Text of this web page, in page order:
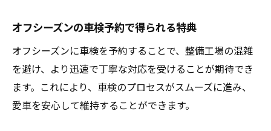
計画的な予約がもたらす安心感
効率的な予約でストレスを最小限に
車検のスムーズな進行をサポートするポイ
ント
効率的に車検を受けるためのオフシーズン活用
オフシーズンの車検予約で得られる特典
オフシーズンに車検を予約することで、整備工場の混雑
を避け、より迅速で丁寧な対応を受けることが期待でき
ます。これにより、車検のプロセスがスムーズに進み、
愛車を安心して維持することができます。